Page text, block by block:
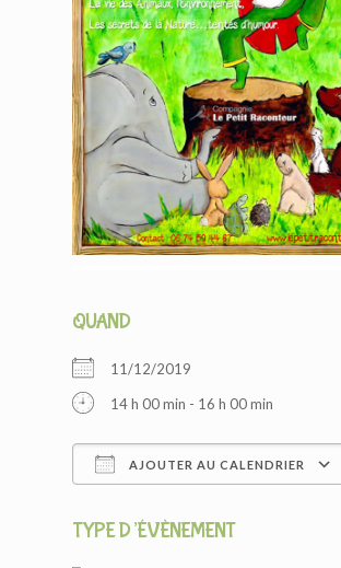
QUAND
11/12/2019
14 h 00 min - 16 h 00 min
AJOUTER AU CALENDRIER
TYPE D’ÉVÈNEMENT